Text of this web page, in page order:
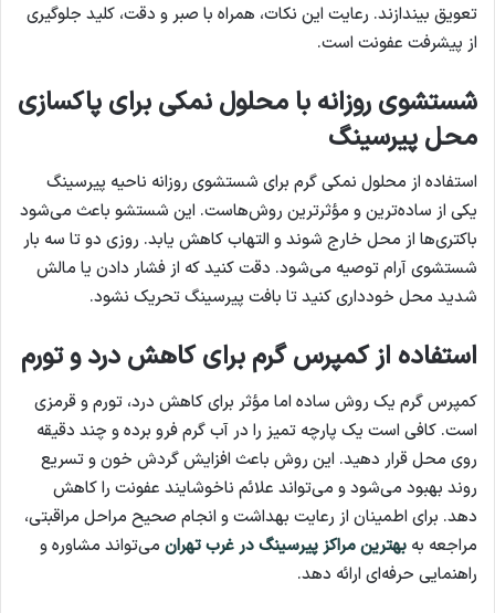
تعویق بیندازند. رعایت این نکات، همراه با صبر و دقت، کلید جلوگیری
از پیشرفت عفونت است.
شستشوی روزانه با محلول نمکی برای پاکسازی
محل پیرسینگ
استفاده از محلول نمکی گرم برای شستشوی روزانه ناحیه پیرسینگ
یکی از ساده‌ترین و مؤثرترین روش‌هاست. این شستشو باعث می‌شود
باکتری‌ها از محل خارج شوند و التهاب کاهش یابد. روزی دو تا سه بار
شستشوی آرام توصیه می‌شود. دقت کنید که از فشار دادن یا مالش
شدید محل خودداری کنید تا بافت پیرسینگ تحریک نشود.
استفاده از کمپرس گرم برای کاهش درد و تورم
کمپرس گرم یک روش ساده اما مؤثر برای کاهش درد، تورم و قرمزی
است. کافی است یک پارچه تمیز را در آب گرم فرو برده و چند دقیقه
روی محل قرار دهید. این روش باعث افزایش گردش خون و تسریع
روند بهبود می‌شود و می‌تواند علائم ناخوشایند عفونت را کاهش
دهد. برای اطمینان از رعایت بهداشت و انجام صحیح مراحل مراقبتی،
مراجعه به بهترین مراکز پیرسینگ در غرب تهران می‌تواند مشاوره و
راهنمایی حرفه‌ای ارائه دهد.